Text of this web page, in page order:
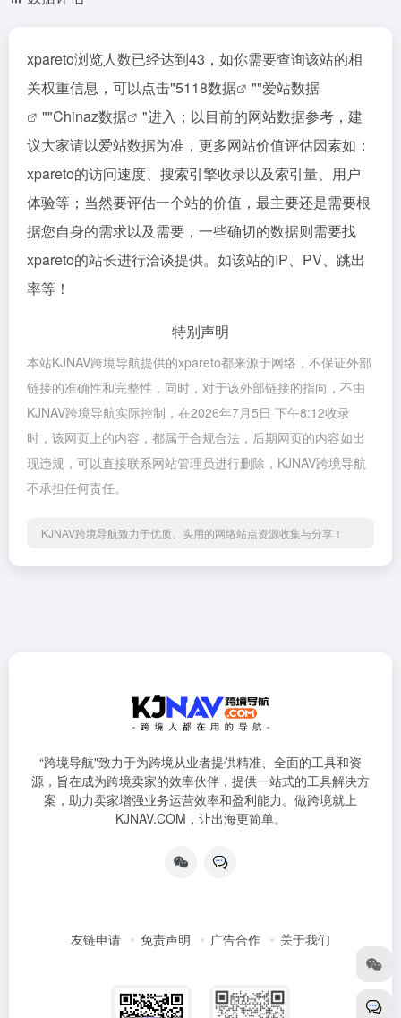
xpareto浏览人数已经达到43，如你需要查询该站的相
关权重信息，可以点击"5118数据 ""爱站数据
""Chinaz数据
"进入；以目前的网站数据参考，建
议大家请以爱站数据为准，更多网站价值评估因素如：
xpareto的访问速度、搜索引擎收录以及索引量、用户
体验等；当然要评估一个站的价值，最主要还是需要根
据您自身的需求以及需要，一些确切的数据则需要找
xpareto的站长进行洽谈提供。如该站的IP、PV、跳出
率等！
特别声明
本站KJNAV跨境导航提供的xpareto都来源于网络，不保证外部
链接的准确性和完整性，同时，对于该外部链接的指向，不由
KJNAV跨境导航实际控制，在2026年7月5日 下午8:12收录
时，该网页上的内容，都属于合规合法，后期网页的内容如出
现违规，可以直接联系网站管理员进行删除，KJNAV跨境导航
不承担任何责任。
KJNAV跨境导航致力于优质、实用的网络站点资源收集与分享！
“跨境导航"致力于为跨境从业者提供精准、全面的工具和资
源，旨在成为跨境卖家的效率伙伴，提供一站式的工具解决方
案，助力卖家增强业务运营效率和盈利能力。做跨境就上
KJNAV.COM，让出海更简单。
友链申请 免责声明 广告合作 关于我们